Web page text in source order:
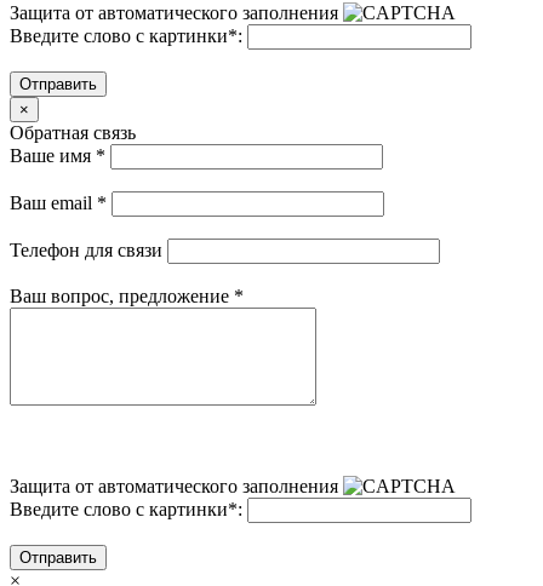
Защита от автоматического заполнения
Введите слово с картинки*:
Отправить
×
Обратная связь
Ваше имя *
Ваш email *
Телефон для связи
Ваш вопрос, предложение *
Защита от автоматического заполнения
Введите слово с картинки*:
Отправить
×